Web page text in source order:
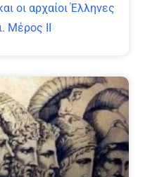
οι αρχαίοι Έλληνες
Μέρος ΙΙ